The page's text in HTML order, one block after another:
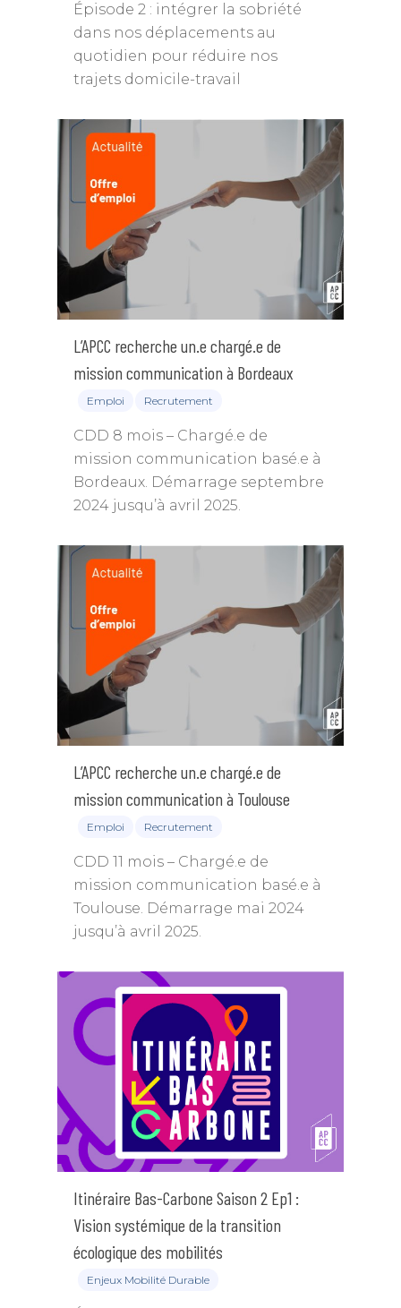
Épisode 2 : intégrer la sobriété
dans nos déplacements au
quotidien pour réduire nos
trajets domicile-travail
L’APCC recherche un.e chargé.e de
mission communication à Bordeaux
Emploi Recrutement
CDD 8 mois – Chargé.e de
mission communication basé.e à
Bordeaux. Démarrage septembre
2024 jusqu’à avril 2025.
L’APCC recherche un.e chargé.e de
mission communication à Toulouse
Emploi Recrutement
CDD 11 mois – Chargé.e de
mission communication basé.e à
Toulouse. Démarrage mai 2024
jusqu’à avril 2025.
Itinéraire Bas-Carbone Saison 2 Ep1 :
Vision systémique de la transition
écologique des mobilités
Enjeux Mobilité Durable